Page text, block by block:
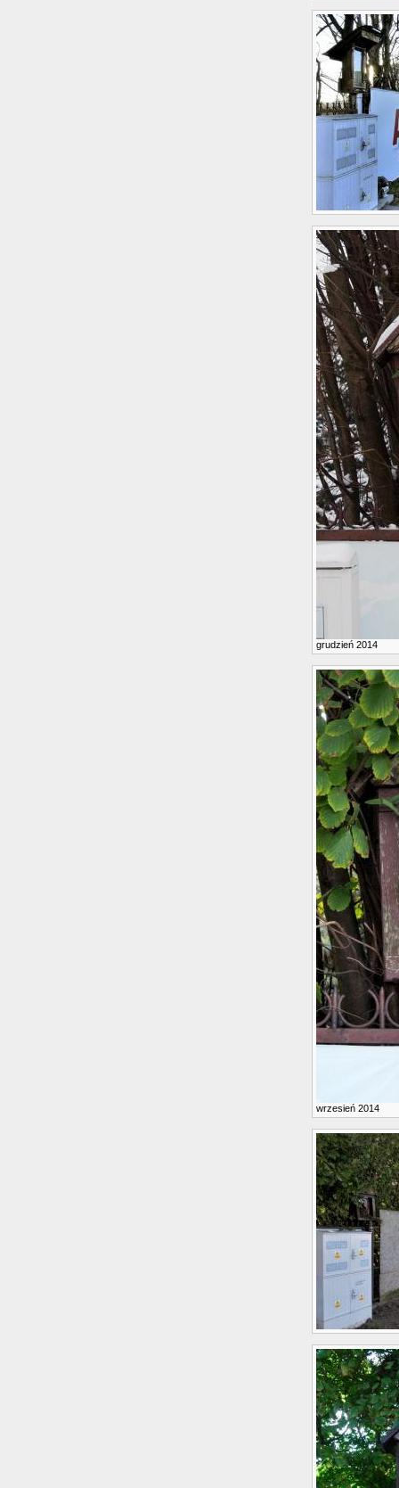
grudzień 2014
wrzesień 2014